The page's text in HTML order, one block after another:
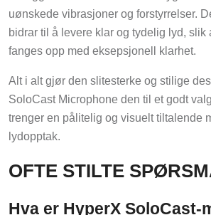
uønskede vibrasjoner og forstyrrelser.
bidrar til å levere klar og tydelig lyd, slik
fanges opp med eksepsjonell klarhet.
Alt i alt gjør den slitesterke og stilige
SoloCast Microphone den til et godt
trenger en pålitelig og visuelt tiltalende
lydopptak.
OFTE STILTE
Hva er HyperX SoloCast-